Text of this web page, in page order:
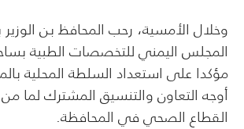
وخلال الأمسية، رحب المحافظ بن
المجلس اليمني للتخصصات الطبية
مؤكدا على استعداد السلطة المحلية
أوجه التعاون والتنسيق المشترك لما
القطاع الصحي في المحافظة.